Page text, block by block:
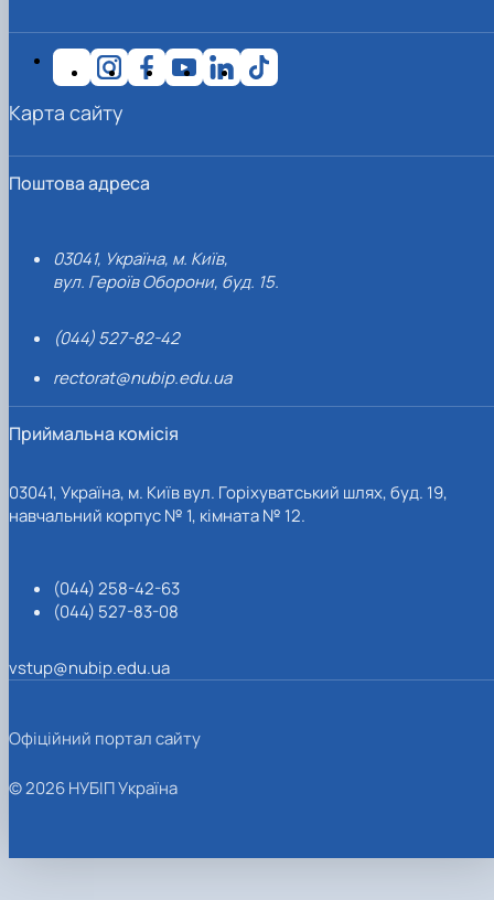
Поштова адреса
03041, Україна, м. Київ,
вул. Героїв Оборони, буд. 15.
(044) 527-82-42
rectorat@nubip.edu.ua
Приймальна комісія
03041, Україна, м. Київ вул. Горіхуватський шлях, буд. 19,
навчальний корпус № 1, кімната № 12.
(044) 258-42-63
(044) 527-83-08
vstup@nubip.edu.ua
Карта сайту
Офіційний портал сайту
© 2026 НУБІП Україна